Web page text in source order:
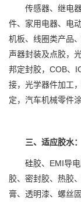
传感器、继电
件、家用电器、电
机板、线圈类产品
声器封装及点胶，
邦定封胶，COB、
接，光学器件加工
定，汽车机械零件
三、适应胶水：
硅胶、EMI导
胶、密封胶、热胶
膏、透明漆、螺丝